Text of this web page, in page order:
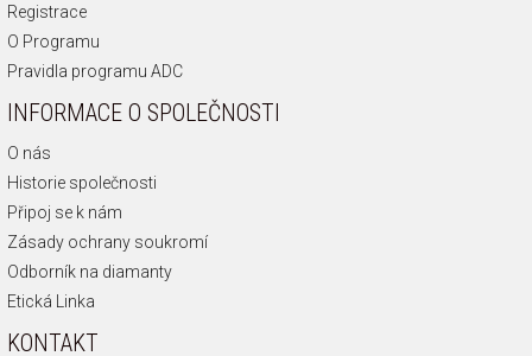
Registrace
O Programu
Pravidla programu ADC
INFORMACE O SPOLEČNOSTI
O nás
Historie společnosti
Připoj se k nám
Zásady ochrany soukromí
Odborník na diamanty
Etická Linka
KONTAKT